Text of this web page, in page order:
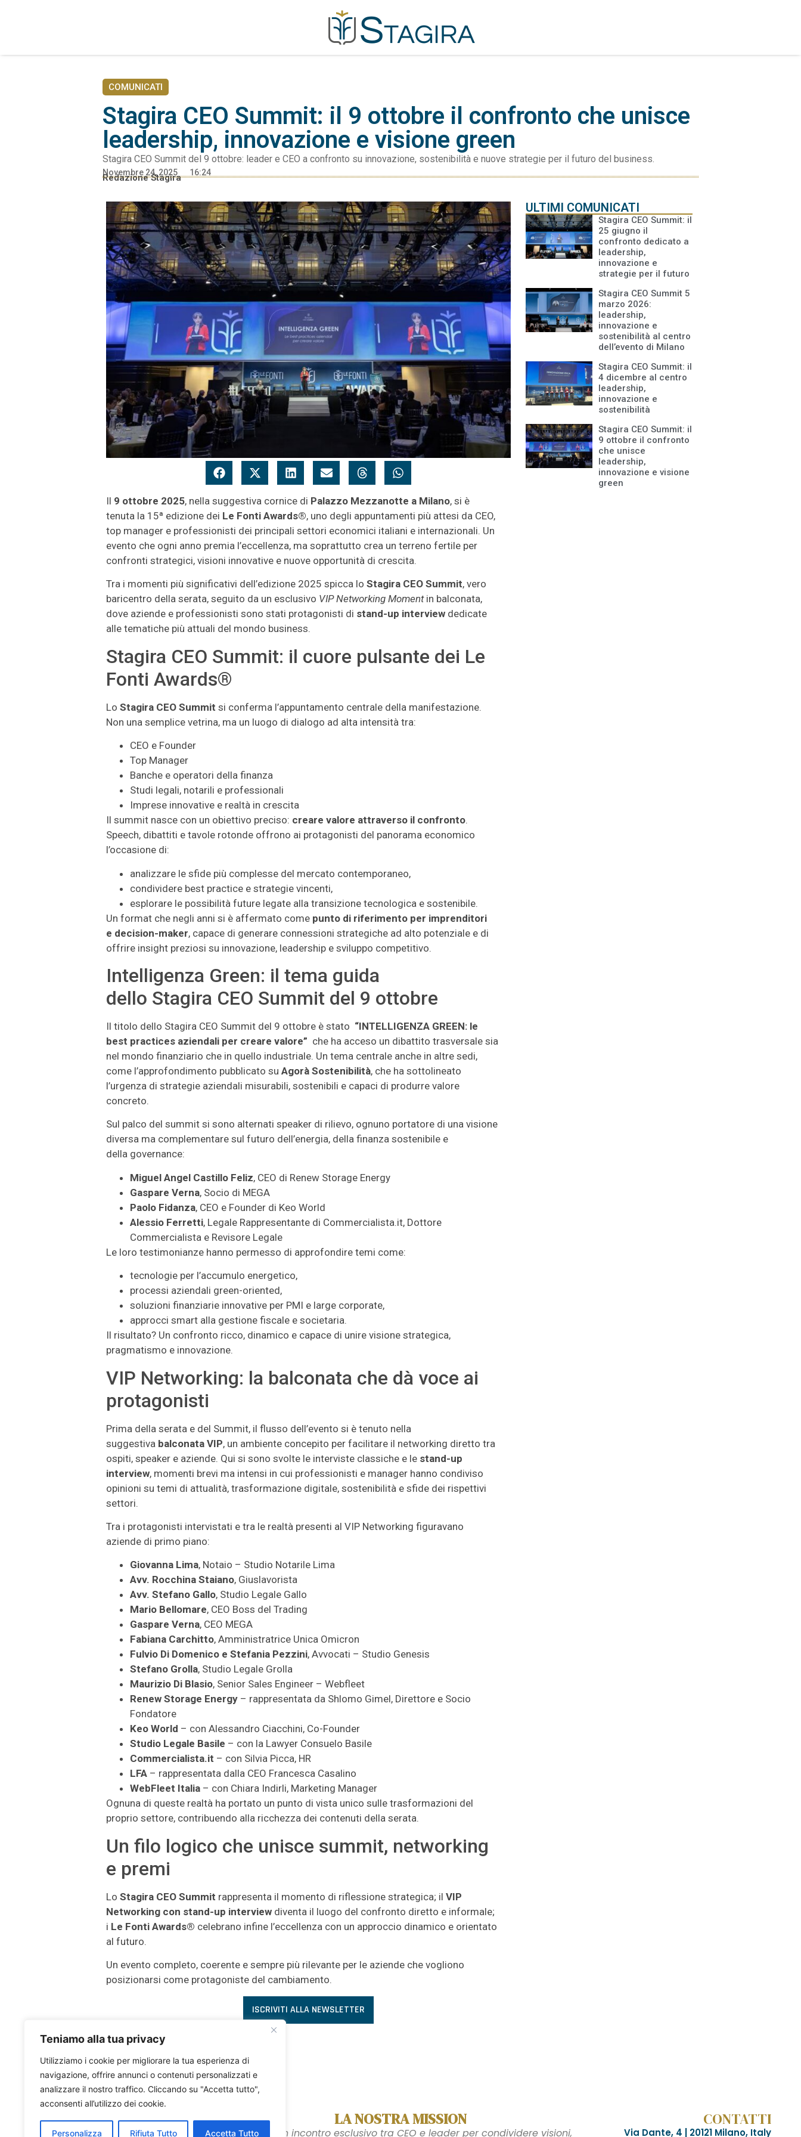
Teniamo alla tua privacy
Utilizziamo i cookie per migliorare la tua esperienza di
navigazione, offrire annunci o contenuti personalizzati e
analizzare il nostro traffico. Cliccando su "Accetta tutto",
acconsenti all’utilizzo dei cookie.
Personalizza Rifiuta Tutto Accetta Tutto
COMUNICATI
Stagira CEO Summit: il 9 ottobre il confronto che unisce
leadership, innovazione e visione green
Stagira CEO Summit del 9 ottobre: leader e CEO a confronto su innovazione, sostenibilità e nuove strategie per il futuro del business.
Novembre 24, 2025 16:24
Redazione Stagira
Il 9 ottobre 2025, nella suggestiva cornice di Palazzo Mezzanotte a Milano, si è
tenuta la 15ª edizione dei Le Fonti Awards®, uno degli appuntamenti più attesi da CEO,
top manager e professionisti dei principali settori economici italiani e internazionali. Un
evento che ogni anno premia l’eccellenza, ma soprattutto crea un terreno fertile per
confronti strategici, visioni innovative e nuove opportunità di crescita.
Tra i momenti più significativi dell’edizione 2025 spicca lo Stagira CEO Summit, vero
baricentro della serata, seguito da un esclusivo VIP Networking Momentin balconata,
dove aziende e professionisti sono stati protagonisti di stand-up interview dedicate
alle tematiche più attuali del mondo business.
Stagira CEO Summit: il cuore pulsante dei Le
Fonti Awards®
Lo Stagira CEO Summit si conferma l’appuntamento centrale della manifestazione.
Non una semplice vetrina, ma un luogo di dialogo ad alta intensità tra:
CEO e Founder
Top Manager
Banche e operatori della finanza
Studi legali, notarili e professionali
Imprese innovative e realtà in crescita
Il summit nasce con un obiettivo preciso: creare valore attraverso il confronto.
Speech, dibattiti e tavole rotonde offrono ai protagonisti del panorama economico
l’occasione di:
analizzare le sfide più complesse del mercato contemporaneo,
condividere best practice e strategie vincenti,
esplorare le possibilità future legate alla transizione tecnologica e sostenibile.
Un format che negli anni si è affermato come punto di riferimento per imprenditori
e decision-maker, capace di generare connessioni strategiche ad alto potenziale e di
offrire insight preziosi su innovazione, leadership e sviluppo competitivo.
Intelligenza Green: il tema guida
dello Stagira CEO Summit del 9 ottobre
Il titolo dello Stagira CEO Summit del 9 ottobre è stato “INTELLIGENZA GREEN: le
best practices aziendali per creare valore” che ha acceso un dibattito trasversale sia
nel mondo finanziario che in quello industriale. Un tema centrale anche in altre sedi,
come l’approfondimento pubblicato su Agorà Sostenibilità, che ha sottolineato
l’urgenza di strategie aziendali misurabili, sostenibili e capaci di produrre valore
concreto.
Sul palco del summit si sono alternati speaker di rilievo, ognuno portatore di una visione
diversa ma complementare sul futuro dell’energia, della finanza sostenibile e
della governance:
Miguel Angel Castillo Feliz, CEO di Renew Storage Energy
Gaspare Verna, Socio di MEGA
Paolo Fidanza, CEO e Founder di Keo World
Alessio Ferretti, Legale Rappresentante di Commercialista.it, Dottore
Commercialista e Revisore Legale
Le loro testimonianze hanno permesso di approfondire temi come:
tecnologie per l’accumulo energetico,
processi aziendali green-oriented,
soluzioni finanziarie innovative per PMI e large corporate,
approcci smart alla gestione fiscale e societaria.
Il risultato? Un confronto ricco, dinamico e capace di unire visione strategica,
pragmatismo e innovazione.
VIP Networking: la balconata che dà voce ai
protagonisti
Prima della serata e del Summit, il flusso dell’evento si è tenuto nella
suggestiva balconata VIP, un ambiente concepito per facilitare il networking diretto tra
ospiti, speaker e aziende. Qui si sono svolte le interviste classiche e le stand-up
interview, momenti brevi ma intensi in cui professionisti e manager hanno condiviso
opinioni su temi di attualità, trasformazione digitale, sostenibilità e sfide dei rispettivi
settori.
Tra i protagonisti intervistati e tra le realtà presenti al VIP Networking figuravano
aziende di primo piano:
Giovanna Lima, Notaio – Studio Notarile Lima
Avv. Rocchina Staiano, Giuslavorista
Avv. Stefano Gallo, Studio Legale Gallo
Mario Bellomare, CEO Boss del Trading
Gaspare Verna, CEO MEGA
Fabiana Carchitto, Amministratrice Unica Omicron
Fulvio Di Domenico e Stefania Pezzini, Avvocati – Studio Genesis
Stefano Grolla, Studio Legale Grolla
Maurizio Di Blasio, Senior Sales Engineer – Webfleet
Renew Storage Energy – rappresentata da Shlomo Gimel, Direttore e Socio
Fondatore
Keo World – con Alessandro Ciacchini, Co-Founder
Studio Legale Basile – con la Lawyer Consuelo Basile
Commercialista.it – con Silvia Picca, HR
LFA – rappresentata dalla CEO Francesca Casalino
WebFleet Italia – con Chiara Indirli, Marketing Manager
Ognuna di queste realtà ha portato un punto di vista unico sulle trasformazioni del
proprio settore, contribuendo alla ricchezza dei contenuti della serata.
Un filo logico che unisce summit, networking
e premi
Lo Stagira CEO Summit rappresenta il momento di riflessione strategica; il VIP
Networking con stand-up interview diventa il luogo del confronto diretto e informale;
i Le Fonti Awards® celebrano infine l’eccellenza con un approccio dinamico e orientato
al futuro.
Un evento completo, coerente e sempre più rilevante per le aziende che vogliono
posizionarsi come protagoniste del cambiamento.
ISCRIVITI ALLA NEWSLETTER
LEGGI ANCHE
ULTIMI COMUNICATI
Stagira CEO Summit: il
25 giugno il
confronto dedicato a
leadership,
innovazione e
strategie per il futuro
Stagira CEO Summit 5
marzo 2026:
leadership,
innovazione e
sostenibilità al centro
dell’evento di Milano
Stagira CEO Summit: il
4 dicembre al centro
leadership,
innovazione e
sostenibilità
Stagira CEO Summit: il
9 ottobre il confronto
che unisce
leadership,
innovazione e visione
green
LA NOSTRA MISSION
“Creiamo un incontro esclusivo tra CEO e leader per condividere visioni,
CONTATTI
Via Dante, 4 | 20121 Milano, Italy